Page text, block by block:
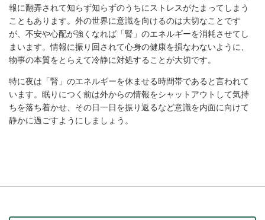
報に翻弄されて知らず知らずのうちにストレスがたまってしまう
こともあります。外の世界に意識を向けるのは大切なことです
が、不安や心配が強くなれば「腎」のエネルギーを消耗させてし
まいます。情報に振り回されて心身の健康を損なわないように、
物事の本質をとらえて冷静に対処することが大切です。
特に夜は「腎」のエネルギーを休ませる時間帯であると言われて
います。眠りにつく前は外からの情報をシャットアウトして気持
ちを落ち着かせ、その日一日を振り返るなど意識を内面に向けて
静かに過ごすようにしましょう。